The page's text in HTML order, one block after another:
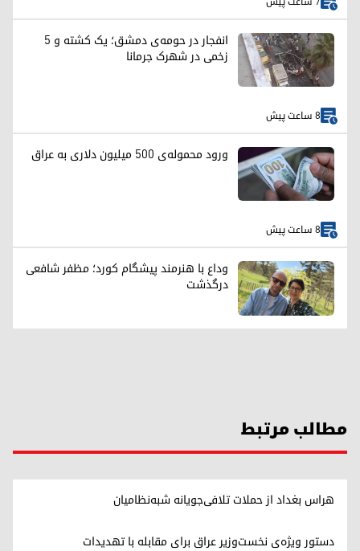
انفجار در حومه‌ی دمشق؛ یک کشته و ۵
زخمی در شهرک جرمانا
8 ساعت پیش
ورود محموله‌ی ۵۰۰ میلیون دلاری به عراق
8 ساعت پیش
وداع با هنرمند پیشگام کورد؛ مظفر شافعی
درگذشت
مطالب مرتبط
هراس بغداد از حملات تلافی‌جویانه شبه‌نظامیان
دستور ویژه‌ی نخست‌وزیر عراق برای مقابله با تهدیدات